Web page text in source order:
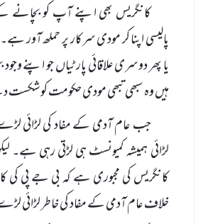
کانگریس بھی اپنے آپ کو بچانے
پالیسی اپنا کر مودی سرکار پر حملھ آور
یا پھر دوسری علاقائی پارٹیاں جو اپنے
ہیں وہ سبھی تبھی مودی حکومت کو
جب عام آدمی کے مفاد کی لڑائی
لڑائی ہمیشہ کمیونسٹ ہی لڑتی رہی ہے۔
کانگریس کی مجبوری ہے کہ بی جے پی کی
خلاف عام آدمی کے مفاد کی خاطر لڑائی